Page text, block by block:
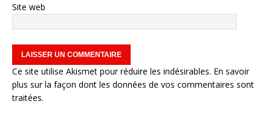
Site web
Ce site utilise Akismet pour réduire les indésirables. En savoir
plus sur la façon dont les données de vos commentaires sont
traitées.